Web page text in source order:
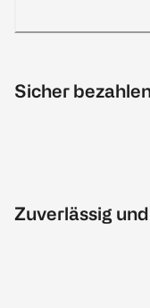
Sicher
Zuverlässig